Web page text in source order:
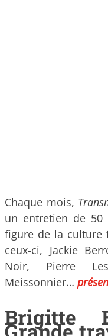
Chaque mois,
un entretien de 50
figure de la culture
ceux-ci, Jackie
Noir, Pierre
Meissonnier…
Brigitte